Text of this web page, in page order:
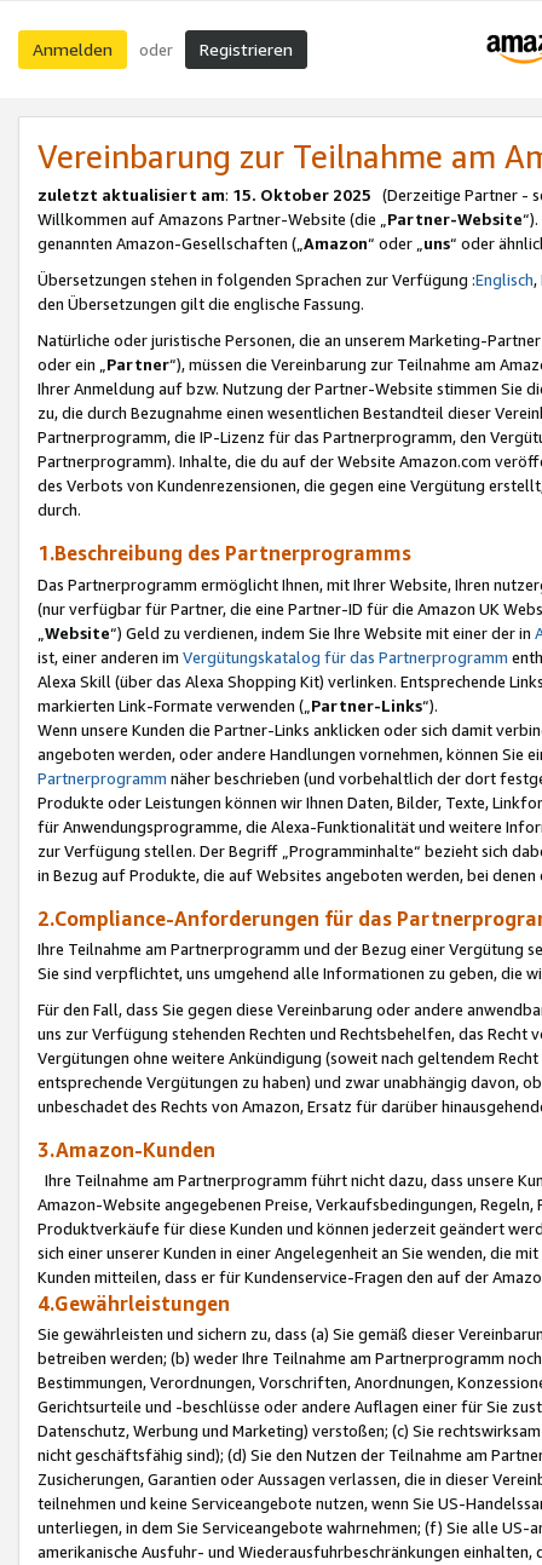
Anmelden oder Registrieren
Vereinbarung zur Teilnahme am
zuletzt aktualisiert am: 15. Oktober 2025 (Derzeitige Partner -
Willkommen auf Amazons Partner-Website (die „Partner-Website
genannten Amazon-Gesellschaften („Amazon“ oder „uns“ oder
Übersetzungen stehen in folgenden Sprachen zur Verfügung :Englisch,
den Übersetzungen gilt die englische Fassung.
Natürliche oder juristische Personen, die an unserem Marketing-
oder ein „Partner“), müssen die Vereinbarung zur Teilnahme am
Ihrer Anmeldung auf bzw. Nutzung der Partner-Website stimmen Sie
zu, die durch Bezugnahme einen wesentlichen Bestandteil dieser
Partnerprogramm, die IP-Lizenz für das Partnerprogramm, den
Partnerprogramm). Inhalte, die du auf der Website Amazon.com
des Verbots von Kundenrezensionen, die gegen eine Vergütung
durch.
1.Beschreibung des Partnerprogramms
Das Partnerprogramm ermöglicht Ihnen, mit Ihrer Website, Ihren
(nur verfügbar für Partner, die eine Partner-ID für die Amazon UK
Website“) Geld zu verdienen, indem Sie Ihre Website mit einer der in
ist, einer anderen im Vergütungskatalog für das Partnerprogramm
Alexa Skill (über das Alexa Shopping Kit) verlinken. Entsprechende
markierten Link-Formate verwenden („ Partner-Links“).
Wenn unsere Kunden die Partner-Links anklicken oder sich damit
angeboten werden, oder andere Handlungen vornehmen, können Sie
Partnerprogramm näher beschrieben (und vorbehaltlich der dort
Produkte oder Leistungen können wir Ihnen Daten, Bilder, Texte,
für Anwendungsprogramme, die Alexa-Funktionalität und weitere
zur Verfügung stellen. Der Begriff „Programminhalte“ bezieht sich
in Bezug auf Produkte, die auf Websites angeboten werden, bei
2.Compliance-Anforderungen für das
Ihre Teilnahme am Partnerprogramm und der Bezug einer Vergütung
Sie sind verpflichtet, uns umgehend alle Informationen zu geben, die
Für den Fall, dass Sie gegen diese Vereinbarung oder andere
uns zur Verfügung stehenden Rechten und Rechtsbehelfen, das
Vergütungen ohne weitere Ankündigung (soweit nach geltendem
entsprechende Vergütungen zu haben) und zwar unabhängig davon,
unbeschadet des Rechts von Amazon, Ersatz für darüber
3.Amazon-Kunden
Ihre Teilnahme am Partnerprogramm führt nicht dazu, dass unsere
Amazon-Website angegebenen Preise, Verkaufsbedingungen,
Produktverkäufe für diese Kunden und können jederzeit geändert
sich einer unserer Kunden in einer Angelegenheit an Sie wenden, die
Kunden mitteilen, dass er für Kundenservice-Fragen den auf der
4.Gewährleistungen
Sie gewährleisten und sichern zu, dass (a) Sie gemäß dieser
betreiben werden; (b) weder Ihre Teilnahme am Partnerprogramm
Bestimmungen, Verordnungen, Vorschriften, Anordnungen,
Gerichtsurteile und -beschlüsse oder andere Auflagen einer für Sie
Datenschutz, Werbung und Marketing) verstoßen; (c) Sie
nicht geschäftsfähig sind); (d) Sie den Nutzen der Teilnahme am
Zusicherungen, Garantien oder Aussagen verlassen, die in dieser
teilnehmen und keine Serviceangebote nutzen, wenn Sie US-
unterliegen, in dem Sie Serviceangebote wahrnehmen; (f) Sie alle
amerikanische Ausfuhr- und Wiederausfuhrbeschränkungen